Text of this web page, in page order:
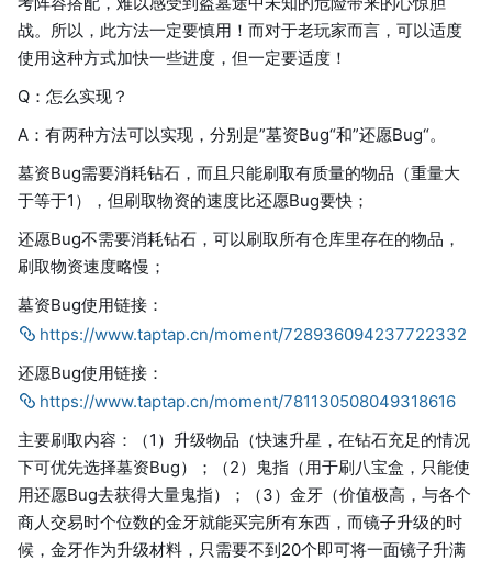
战。所以，此方法一定要慎用！而对于老玩家而言，可以适度
使用这种方式加快一些进度，但一定要适度！
Q：怎么实现？
A：有两种方法可以实现，分别是”墓资Bug“和”还愿Bug“。
墓资Bug需要消耗钻石，而且只能刷取有质量的物品（重量大
于等于1），但刷取物资的速度比还愿Bug要快；
还愿Bug不需要消耗钻石，可以刷取所有仓库里存在的物品，
刷取物资速度略慢；
墓资Bug使用链接：
https://www.taptap.cn/moment/728936094237722332
还愿Bug使用链接：
https://www.taptap.cn/moment/781130508049318616
主要刷取内容：（1）升级物品（快速升星，在钻石充足的情况
下可优先选择墓资Bug）；（2）鬼指（用于刷八宝盒，只能使
用还愿Bug去获得大量鬼指）；（3）金牙（价值极高，与各个
商人交易时个位数的金牙就能买完所有东西，而镜子升级的时
候，金牙作为升级材料，只需要不到20个即可将一面镜子升满